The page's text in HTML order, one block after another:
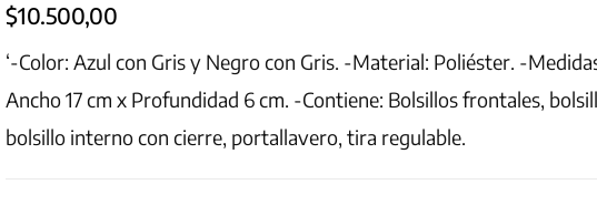
$10.500,00
‘-Color: Azul con Gris y Negro con Gris. -Material: Poliéster. -
Ancho 17 cm x Profundidad 6 cm. -Contiene: Bolsillos frontales,
bolsillo interno con cierre, portallavero, tira regulable.